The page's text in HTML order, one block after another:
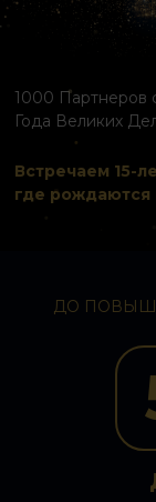
1000 Партнеров
Года Великих
Встречаем 15-
где
ДО